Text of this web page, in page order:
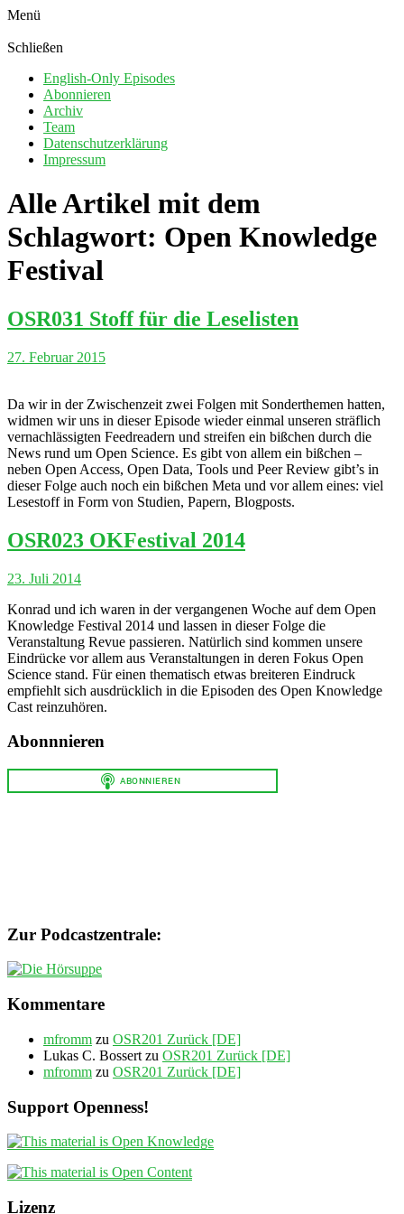
Menü
Schließen
English-Only Episodes
Abonnieren
Archiv
Team
Datenschutzerklärung
Impressum
Alle Artikel mit dem
Schlagwort: Open Knowledge
Festival
OSR031 Stoff für die Leselisten
27. Februar 2015
Da wir in der Zwischenzeit zwei Folgen mit Sonderthemen hatten,
widmen wir uns in dieser Episode wieder einmal unseren sträflich
vernachlässigten Feedreadern und streifen ein bißchen durch die
News rund um Open Science. Es gibt von allem ein bißchen –
neben Open Access, Open Data, Tools und Peer Review gibt’s in
dieser Folge auch noch ein bißchen Meta und vor allem eines: viel
Lesestoff in Form von Studien, Papern, Blogposts.
OSR023 OKFestival 2014
23. Juli 2014
Konrad und ich waren in der vergangenen Woche auf dem Open
Knowledge Festival 2014 und lassen in dieser Folge die
Veranstaltung Revue passieren. Natürlich sind kommen unsere
Eindrücke vor allem aus Veranstaltungen in deren Fokus Open
Science stand. Für einen thematisch etwas breiteren Eindruck
empfiehlt sich ausdrücklich in die Episoden des Open Knowledge
Cast reinzuhören.
Abonnnieren
Zur Podcastzentrale:
Kommentare
mfromm zu OSR201 Zurück [DE]
Lukas C. Bossert zu OSR201 Zurück [DE]
mfromm zu OSR201 Zurück [DE]
Support Openness!
Lizenz